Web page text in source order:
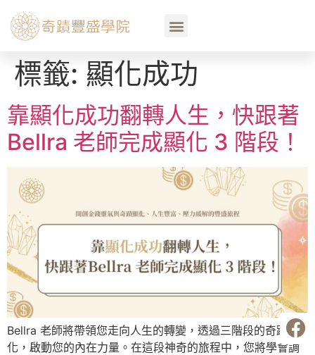
標籤: 顯化成功
靠顯化成功翻轉人生，快跟著
Bellra 老師完成顯化 3 階段！
Bellra 老師將帶領您走向人生的轉變，透過三階段的奇蹟顯
化，啟動您的內在力量。在這段神奇的旅程中，您將學會調